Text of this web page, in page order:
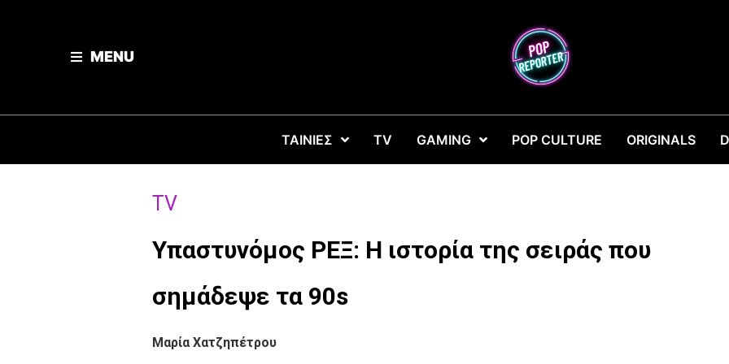
MENU
ΤΑΙΝΙΕΣ TV GAMING POP CULTURE ORIGINALS
TV
Υπαστυνόμος ΡΕΞ: Η ιστορία της σειράς που
σημάδεψε τα 90s
Μαρία Χατζηπέτρου